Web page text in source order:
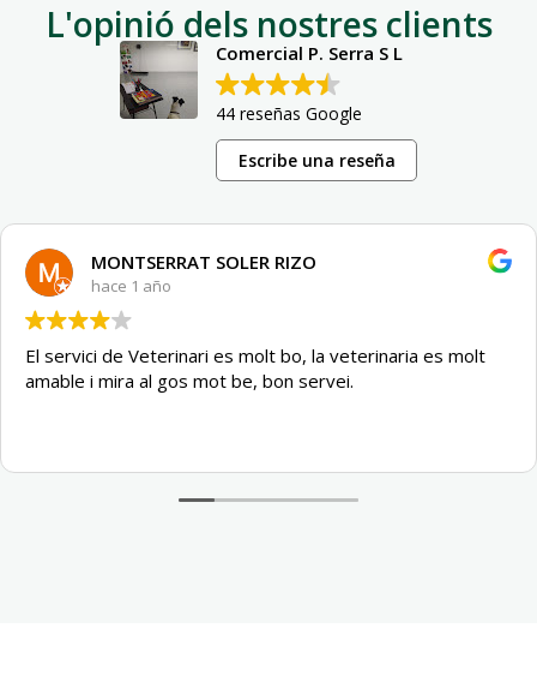
L'opinió dels nostres clients
Comercial P. Serra S L
44 reseñas Google
Escribe una reseña
MONTSERRAT SOLER RIZO
hace 1 año
El servici de Veterinari es molt bo, la veterinaria es molt
amable i mira al gos mot be, bon servei.